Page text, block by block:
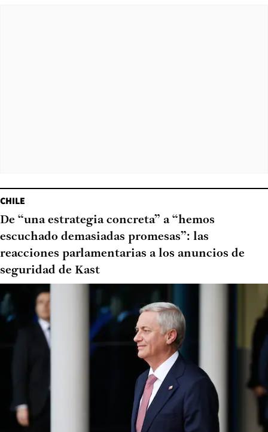
CHILE
De “una estrategia concreta” a “hemos
escuchado demasiadas promesas”: las
reacciones parlamentarias a los anuncios de
seguridad de Kast